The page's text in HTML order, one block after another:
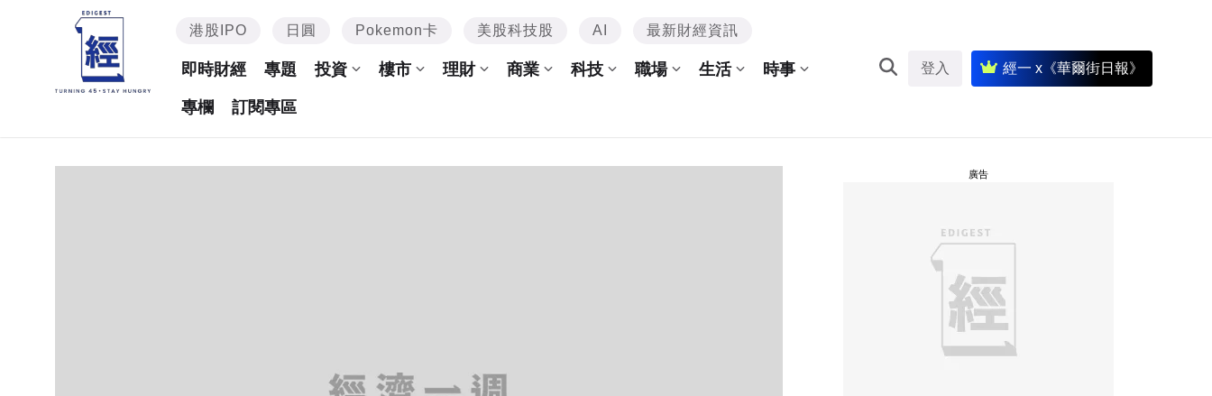
港股IPO 日圓 Pokemon卡 美股科技股 AI 最新財經資訊
即時財經 專題 投資 樓市 理財 商業 科技 職場 生活 時事
專欄 訂閱專區
登入 經一 x《華爾街日報》
廣告